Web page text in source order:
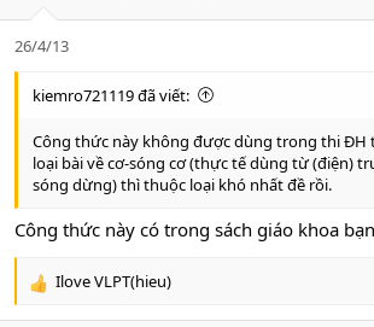
s
:
e o
26/4/13
kiemro721119 đã viết:
Công thức này không được dùng trong thi ĐH
loại bài về cơ-sóng cơ (thực tế dùng từ (điện)
sóng dừng) thì thuộc loại khó nhất đề rồi.
Công thức này có trong sách giáo khoa
R
Ilove VLPT(hieu)